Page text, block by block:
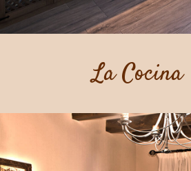
La Cocina